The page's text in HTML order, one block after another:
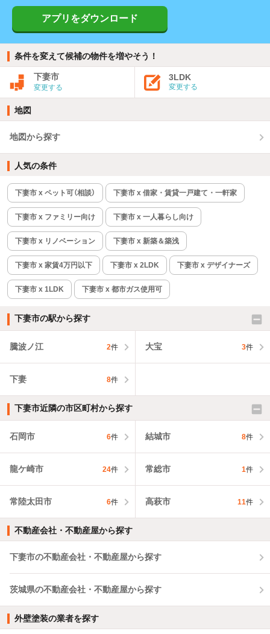
アプリをダウンロード
条件を変えて候補の物件を増やそう！
下妻市
変更する
3LDK
変更する
地図
地図から探す
人気の条件
下妻市 x ペット可（相談） 下妻市 x 借家・賃貸一戸建て・一軒家
下妻市 x ファミリー向け 下妻市 x 一人暮らし向け
下妻市 x リノベーション 下妻市 x 新築＆築浅
下妻市 x 家賃4万円以下 下妻市 x 2LDK 下妻市 x デザイナーズ
下妻市 x 1LDK 下妻市 x 都市ガス使用可
下妻市の駅から探す
騰波ノ江 2件 大宝 3件
下妻 8件
下妻市近隣の市区町村から探す
石岡市 6件 結城市 8件
龍ケ崎市 24件 常総市 1件
常陸太田市 6件 高萩市 11件
不動産会社・不動産屋から探す
下妻市の不動産会社・不動産屋から探す
茨城県の不動産会社・不動産屋から探す
外壁塗装の業者を探す